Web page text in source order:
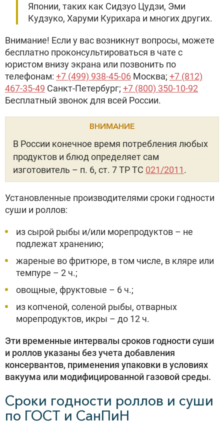
Японии, таких как Сидзуо Цудзи, Эми
Кудзуко, Харуми Курихара и многих других.
Внимание! Если у вас возникнут вопросы, можете
бесплатно проконсультироваться в чате с
юристом внизу экрана или позвонить по
телефонам: +7 (499) 938-45-06 Москва; +7 (812)
467-35-49 Санкт-Петербург; +7 (800) 350-10-92
Бесплатный звонок для всей России.
ВНИМАНИЕ
В России конечное время потребления любых
продуктов и блюд определяет сам
изготовитель – п. 6, ст. 7 ТР ТС 021/2011.
Установленные производителями сроки годности
суши и роллов:
из сырой рыбы и/или морепродуктов – не
подлежат хранению;
жареные во фритюре, в том числе, в кляре или
темпуре – 2 ч.;
овощные, фруктовые – 6 ч.;
из копченой, соленой рыбы, отварных
морепродуктов, икры – до 12 ч.
Эти временные интервалы сроков годности суши
и роллов указаны без учета добавления
консервантов, применения упаковки в условиях
вакуума или модифицированной газовой среды.
Сроки годности роллов и суши
по ГОСТ и СанПиН